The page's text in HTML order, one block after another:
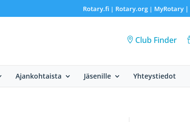
Rotary.fi| Rotary.org| MyRotary |
Club Finder
Ajankohtaista Jäsenille Yhteystiedot